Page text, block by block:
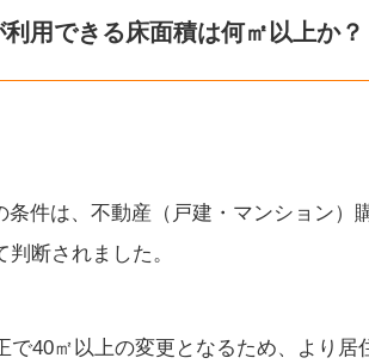
用できる床面積は何㎡以上か？
条件は、不動産（戸建・マンション）
断されました。
で40㎡以上の変更となるため、より居